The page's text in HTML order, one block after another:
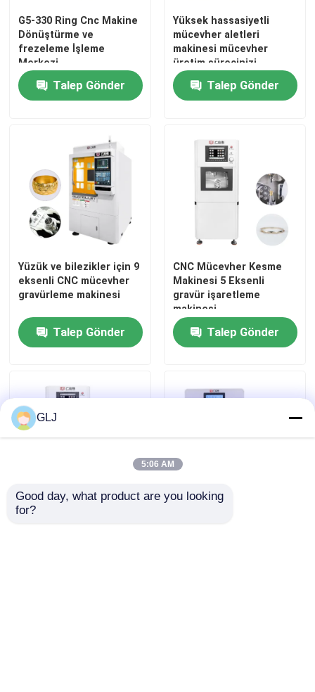
G5-330 Ring Cnc Makine
Dönüştürme ve
frezeleme İşleme
Merkezi
Talep Gönder
Yüksek hassasiyetli
mücevher aletleri
makinesi mücevher
üretim sürecinizi
kolaylaştırın
Talep Gönder
Yüzük ve bilezikler için 9
eksenli CNC mücevher
gravürleme makinesi
Talep Gönder
CNC Mücevher Kesme
Makinesi 5 Eksenli
gravür işaretleme
makinesi
Talep Gönder
Mücevher gravürü için 5
GLJ
5:06 AM
Good day, what product are you looking
for?